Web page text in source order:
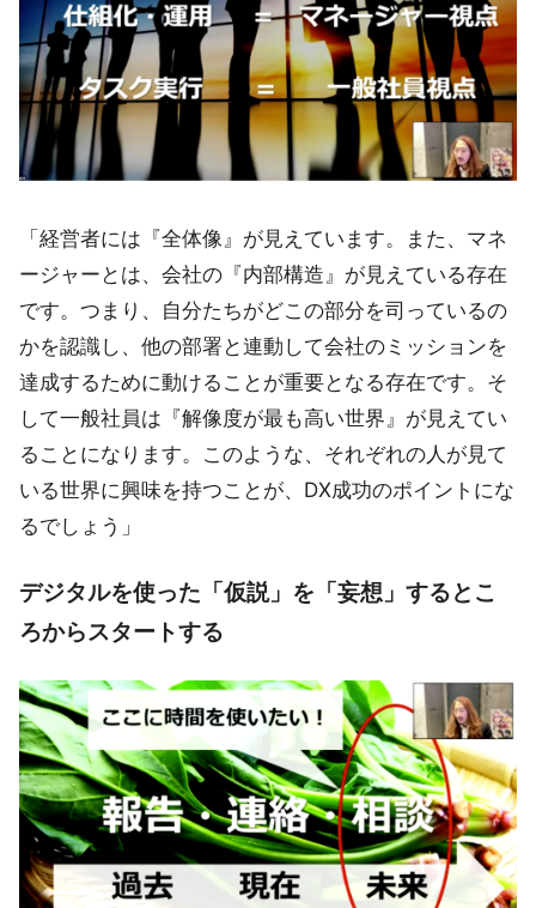
「経営者には『全体像』が見えています。また、マネ
ージャーとは、会社の『内部構造』が見えている存在
です。つまり、自分たちがどこの部分を司っているの
かを認識し、他の部署と連動して会社のミッションを
達成するために動けることが重要となる存在です。そ
して一般社員は『解像度が最も高い世界』が見えてい
ることになります。このような、それぞれの人が見て
いる世界に興味を持つことが、DX成功のポイントにな
るでしょう」
デジタルを使った「仮説」を「妄想」するとこ
ろからスタートする